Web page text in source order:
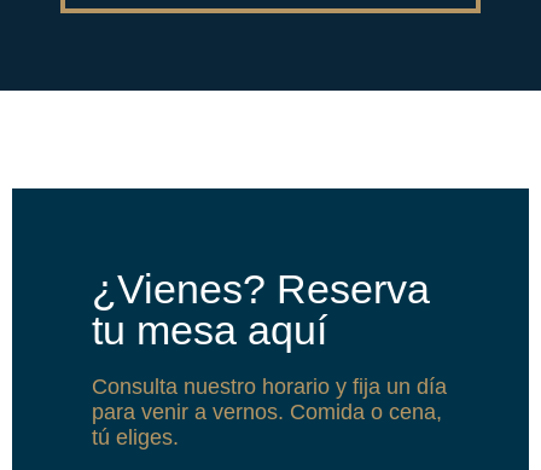
¿Vienes? Reserva
tu mesa aquí
Consulta nuestro horario y fija un día
para venir a vernos. Comida o cena,
tú eliges.